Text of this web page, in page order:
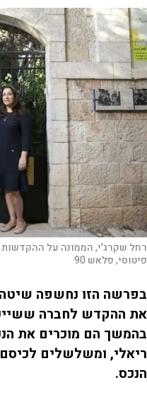
רחל שקרג'י, הממונה על ההקדשות
פיטוסי, פלאש 90
בפרשה הזו נחשפה שיטה
את ההקדש לחברה
בהמשך הם מוכרים את
ריאלי, ומשלשלים
הנכס.